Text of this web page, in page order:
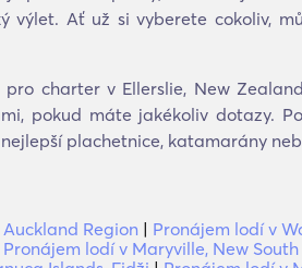
Ať už si vyberete cokoliv,
charter v Ellerslie, New
pokud máte jakékoliv dotazy.
plachetnice, katamarány
Region | Pronájem lodí v
Pronájem lodí v Maryville, New